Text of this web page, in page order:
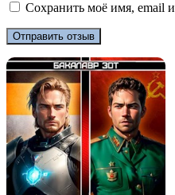
Сохранить моё имя, email